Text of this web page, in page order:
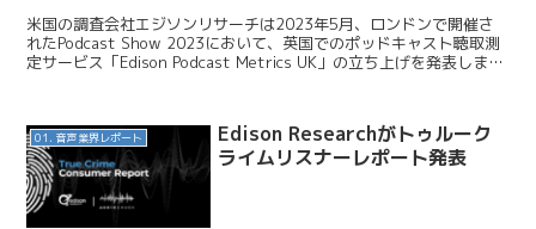
米国の調査会社エジソンリサーチは2023年5月、ロンドンで開催さ
れたPodcast Show 2023において、英国でのポッドキャスト聴取測
定サービス「Edison Podcast Metrics UK」の立ち上げを発表しまし
01. 音声業界レポート
Edison Researchがトゥルーク
ライムリスナーレポート発表